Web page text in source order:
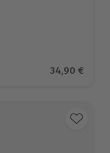
8 BewertungenAktueller
34,90 €